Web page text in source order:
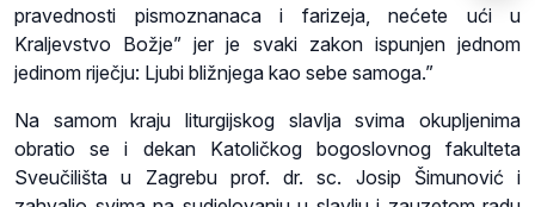
pravednosti pismoznanaca i farizeja, nećete ući u
Kraljevstvo Božje” jer je svaki zakon ispunjen jednom
jedinom riječju: Ljubi bližnjega kao sebe samoga.”
Na samom kraju liturgijskog slavlja svima okupljenima
obratio se i dekan Katoličkog bogoslovnog fakulteta
Sveučilišta u Zagrebu prof. dr. sc. Josip Šimunović i